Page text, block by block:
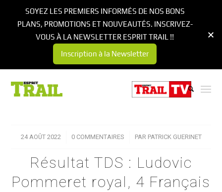
24 AOÛT 2022
/ 0 COMMENTAIRES
/ PAR PATRICK GUERINET
Résultat TDS : Ludovic
Pommeret royal, 4 Français
SOYEZ LES PREMIERS INFORMÉS DE NOS BONS
PLANS, PROMOTIONS ET NOUVEAUTÉS. INSCRIVEZ-
VOUS À LA NEWSLETTER ESPRIT TRAIL !!
Inscription à la Newsletter